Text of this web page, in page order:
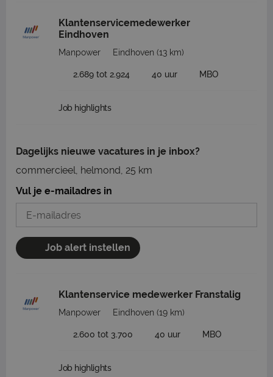
Klantenservicemedewerker
Eindhoven
Manpower Eindhoven (13 km)
2.689 tot 2.924 40 uur MBO
Job highlights
Dagelijks nieuwe vacatures in je inbox?
commercieel, helmond, 25 km
Vul je e-mailadres in
Job alert instellen
Klantenservice medewerker Franstalig
Manpower Eindhoven (19 km)
2.600 tot 3.700 40 uur MBO
Job highlights